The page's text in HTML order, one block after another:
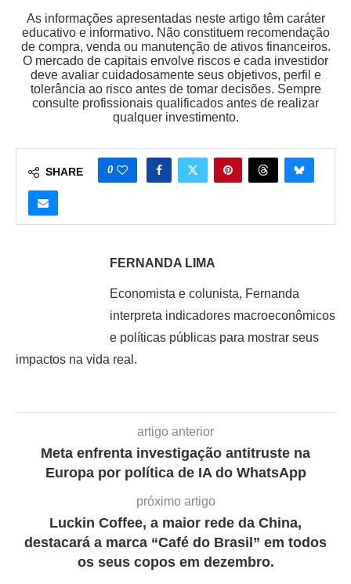
As informações apresentadas neste artigo têm caráter
educativo e informativo. Não constituem recomendação
de compra, venda ou manutenção de ativos financeiros.
O mercado de capitais envolve riscos e cada investidor
deve avaliar cuidadosamente seus objetivos, perfil e
tolerância ao risco antes de tomar decisões. Sempre
consulte profissionais qualificados antes de realizar
qualquer investimento.
SHARE 0
FERNANDA LIMA
Economista e colunista, Fernanda
interpreta indicadores macroeconômicos
e políticas públicas para mostrar seus
impactos na vida real.
artigo anterior
Meta enfrenta investigação antitruste na
Europa por política de IA do WhatsApp
próximo artigo
Luckin Coffee, a maior rede da China,
destacará a marca “Café do Brasil” em todos
os seus copos em dezembro.